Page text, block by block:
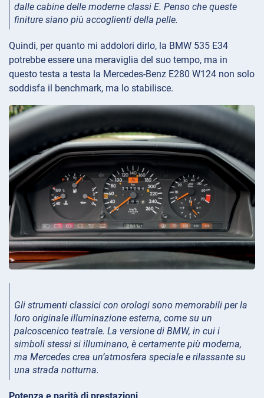
dalle cabine delle moderne classi E. Penso che queste
finiture siano più accoglienti della pelle.
Quindi, per quanto mi addolori dirlo, la BMW 535 E34
potrebbe essere una meraviglia del suo tempo, ma in
questo testa a testa la Mercedes-Benz E280 W124 non solo
soddisfa il benchmark, ma lo stabilisce.
Gli strumenti classici con orologi sono memorabili per la
loro originale illuminazione esterna, come su un
palcoscenico teatrale. La versione di BMW, in cui i
simboli stessi si illuminano, è certamente più moderna,
ma Mercedes crea un’atmosfera speciale e rilassante su
una strada notturna.